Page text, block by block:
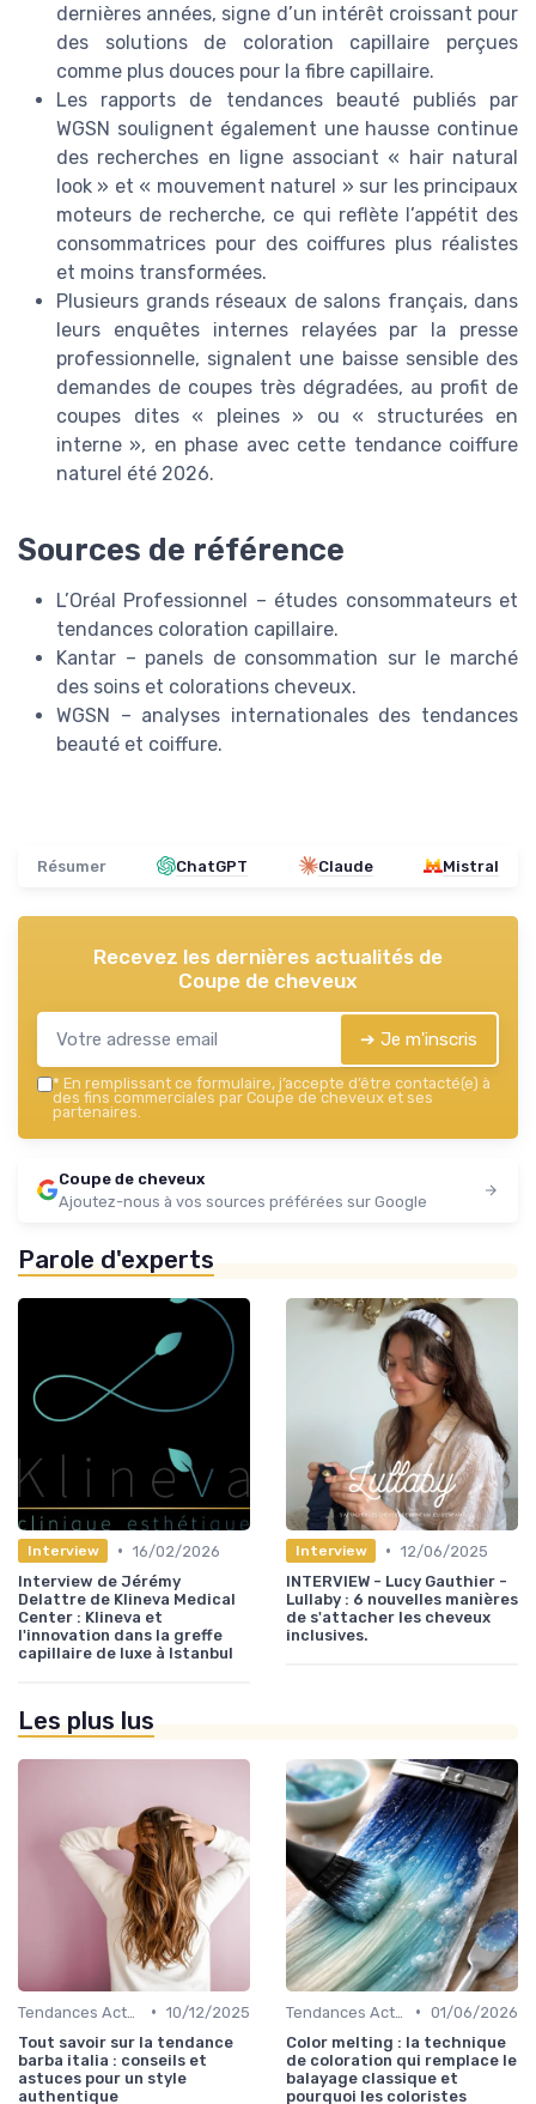
dernières années, signe d’un intérêt croissant pour
des solutions de coloration capillaire perçues
comme plus douces pour la fibre capillaire.
Les rapports de tendances beauté publiés par
WGSN soulignent également une hausse continue
des recherches en ligne associant « hair natural
look » et « mouvement naturel » sur les principaux
moteurs de recherche, ce qui reflète l’appétit des
consommatrices pour des coiffures plus réalistes
et moins transformées.
Plusieurs grands réseaux de salons français, dans
leurs enquêtes internes relayées par la presse
professionnelle, signalent une baisse sensible des
demandes de coupes très dégradées, au profit de
coupes dites « pleines » ou « structurées en
interne », en phase avec cette tendance coiffure
naturel été 2026.
Sources de référence
L’Oréal Professionnel – études consommateurs et
tendances coloration capillaire.
Kantar – panels de consommation sur le marché
des soins et colorations cheveux.
WGSN – analyses internationales des tendances
beauté et coiffure.
Résumer ChatGPT Claude Mistral
Recevez les dernières actualités de
Coupe de cheveux
➔ Je m'inscris
* En remplissant ce formulaire, j’accepte d’être contacté(e) à
des fins commerciales par Coupe de cheveux et ses
partenaires.
Coupe de cheveux
Ajoutez-nous à vos sources préférées sur Google
Parole d'experts
Interview • 16/02/2026
Interview de Jérémy
Delattre de Klineva Medical
Center : Klineva et
l'innovation dans la greffe
capillaire de luxe à Istanbul
Interview • 12/06/2025
INTERVIEW - Lucy Gauthier -
Lullaby : 6 nouvelles manières
de s'attacher les cheveux
inclusives.
Les plus lus
• 10/12/2025
Tout savoir sur la tendance
barba italia : conseils et
astuces pour un style
authentique
• 01/06/2026
Color melting : la technique
de coloration qui remplace le
balayage classique et
pourquoi les coloristes